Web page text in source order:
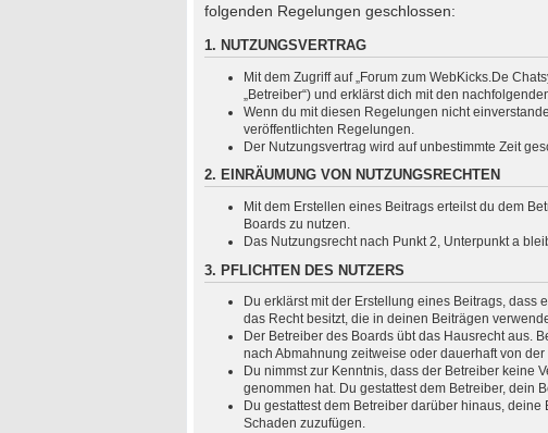
folgenden Regelungen geschlossen:
1. NUTZUNGSVERTRAG
Mit dem Zugriff auf „Forum zum WebKicks.De
„Betreiber“) und erklärst dich mit den
Wenn du mit diesen Regelungen nicht
veröffentlichten Regelungen.
Der Nutzungsvertrag wird auf unbestimmte Zeit
2. EINRÄUMUNG VON NUTZUNGSRECHTEN
Mit dem Erstellen eines Beitrags erteilst du dem
Boards zu nutzen.
Das Nutzungsrecht nach Punkt 2, Unterpunkt a
3. PFLICHTEN DES NUTZERS
Du erklärst mit der Erstellung eines Beitrags,
das Recht besitzt, die in deinen Beiträgen
Der Betreiber des Boards übt das Hausrecht aus.
nach Abmahnung zeitweise oder dauerhaft von
Du nimmst zur Kenntnis, dass der Betreiber keine
genommen hat. Du gestattest dem Betreiber, dein
Du gestattest dem Betreiber darüber hinaus,
Schaden zuzufügen.